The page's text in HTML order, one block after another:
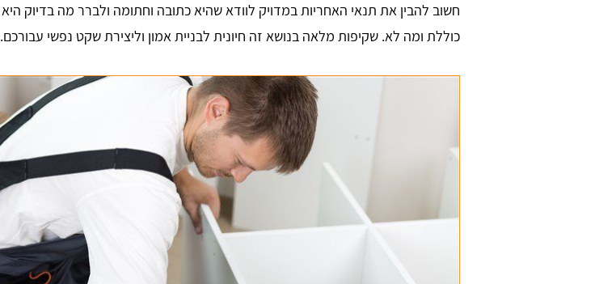
חשוב להבין את תנאי האחריות במדויק לוודא שהיא כתובה וחתומה ולברר מה בדיוק היא
כוללת ומה לא. שקיפות מלאה בנושא זה חיונית לבניית אמון וליצירת שקט נפשי עבורכם.
Ruth Moatti David Tabadi